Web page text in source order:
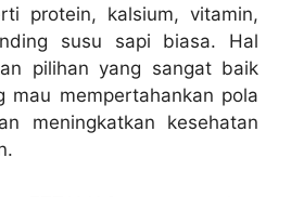
protein, kalsium, vitamin,
susu sapi biasa. Hal
pilihan yang sangat baik
mau mempertahankan pola
meningkatkan kesehatan